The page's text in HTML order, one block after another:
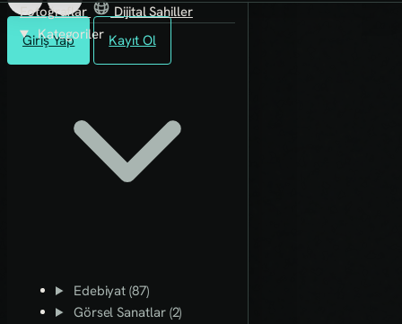
Giriş Yap Kayıt Ol
Fotoğraflar
Dijital Sahiller
Kategoriler
Edebiyat (87)
Görsel Sanatlar (2)